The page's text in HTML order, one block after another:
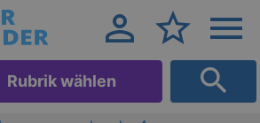
Rubrik wählen